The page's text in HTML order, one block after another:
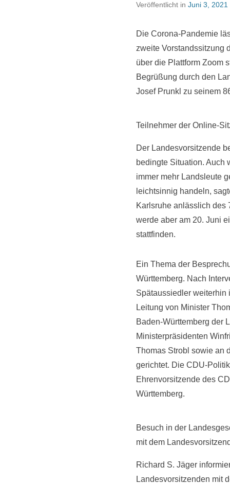
Veröffentlicht in Juni 3, 2021
Die Corona-Pandemie
zweite Vorstandssitzung
über die Plattform Zoom
Begrüßung durch den
Josef Prunkl zu seinem
Teilnehmer der Online-
Der Landesvorsitzende
bedingte Situation. Auch
immer mehr Landsleute
leichtsinnig handeln,
Karlsruhe anlässlich des
werde aber am 20. Juni
stattfinden.
Ein Thema der
Württemberg. Nach
Spätaussiedler weiterhin
Leitung von Minister
Baden-Württemberg der
Ministerpräsidenten
Thomas Strobl sowie an
gerichtet. Die CDU-
Ehrenvorsitzende des
Württemberg.
Besuch in der
mit dem
Richard S. Jäger
Landesvorsitzenden mit